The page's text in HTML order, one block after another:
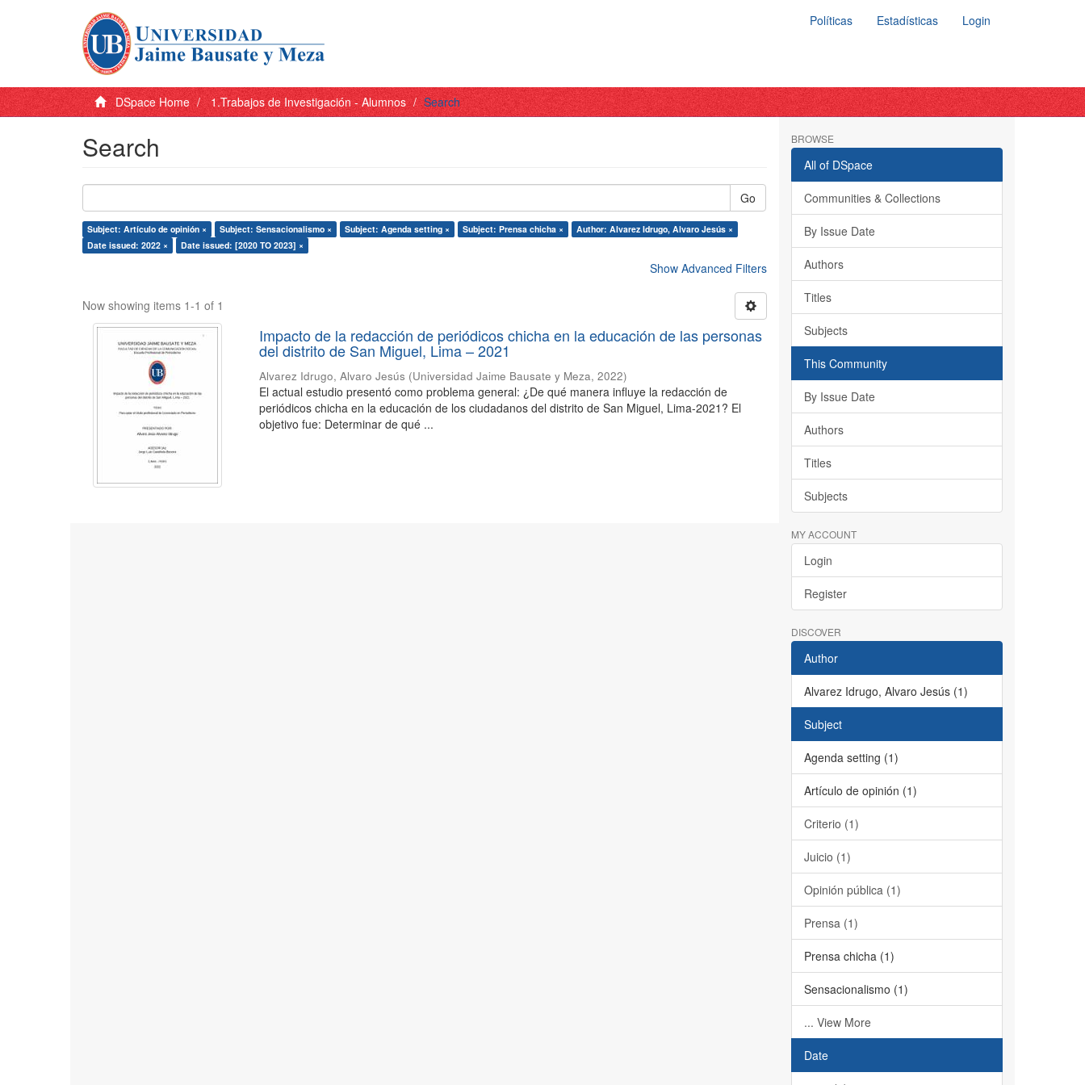
Políticas Estadísticas Login
DSpace Home 1.Trabajos de Investigación - Alumnos Search
Search
Go
Subject: Artículo de opinión × Subject: Sensacionalismo × Subject: Agenda setting × Subject: Prensa chicha ×
Author: Alvarez Idrugo, Alvaro Jesús ×
Date issued: 2022 ×
Date issued: [2020 TO 2023] ×
Show Advanced Filters
Now showing items 1-1 of 1
Impacto de la redacción de periódicos chicha en la educación de las personas
del distrito de San Miguel, Lima – 2021
Alvarez Idrugo, Alvaro Jesús (Universidad Jaime Bausate y Meza,2022)
El actual estudio presentó como problema general: ¿De qué manera influye la redacción de
periódicos chicha en la educación de los ciudadanos del distrito de San Miguel, Lima-2021? El
objetivo fue: Determinar de qué ...
BROWSE
All of DSpace
Communities & Collections
By Issue Date
Authors
Titles
Subjects
This Community
By Issue Date
Authors
Titles
Subjects
MY ACCOUNT
Login
Register
DISCOVER
Author
Alvarez Idrugo, Alvaro Jesús (1)
Subject
Agenda setting (1)
Artículo de opinión (1)
Criterio (1)
Juicio (1)
Opinión pública (1)
Prensa (1)
Prensa chicha (1)
Sensacionalismo (1)
... View More
Date